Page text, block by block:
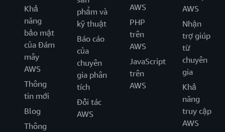
Khả
năng
bảo mật
của Đám
mây
AWS
Thông
tin mới
Blog
Thông
phẩm và
kỹ thuật
Báo cáo
của
chuyên
gia phân
tích
Đối tác
AWS
AWS
PHP
trên
AWS
JavaScript
trên
AWS
AWS
Nhận
trợ giúp
từ
chuyên
gia
Khả
năng
truy cập
AWS